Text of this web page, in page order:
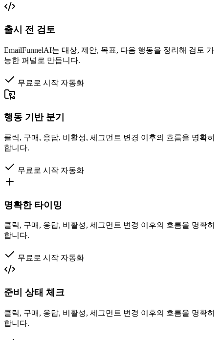
출시 전 검토
EmailFunnelAI는 대상, 제안, 목표, 다음 행동을 정리해 검토 가
능한 퍼널로 만듭니다.
무료로 시작 자동화
행동 기반 분기
클릭, 구매, 응답, 비활성, 세그먼트 변경 이후의 흐름을 명확히
합니다.
무료로 시작 자동화
명확한 타이밍
클릭, 구매, 응답, 비활성, 세그먼트 변경 이후의 흐름을 명확히
합니다.
무료로 시작 자동화
준비 상태 체크
클릭, 구매, 응답, 비활성, 세그먼트 변경 이후의 흐름을 명확히
합니다.